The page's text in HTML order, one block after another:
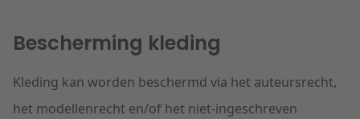
Bescherming kleding
Kleding kan worden beschermd via het auteursrecht,
het modellenrecht en/of het niet-ingeschreven